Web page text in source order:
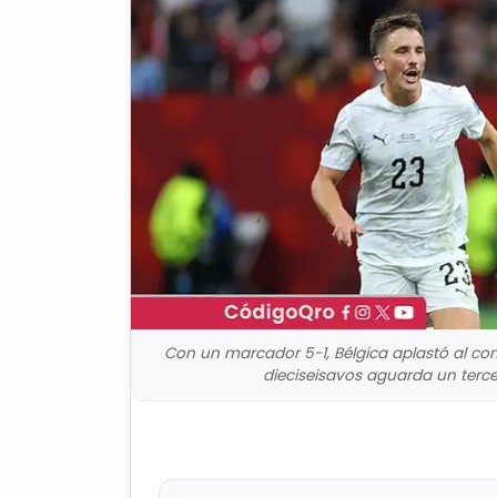
Con un marcador 5-1, Bélgica aplastó al
dieciseisavos aguarda un